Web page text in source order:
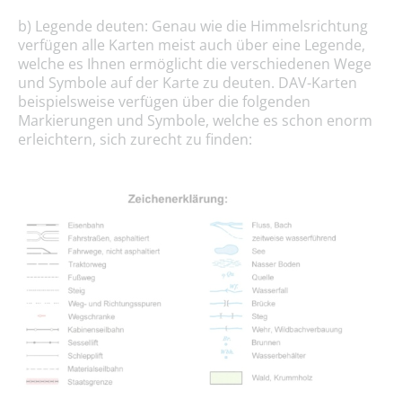
b) Legende deuten: Genau wie die Himmelsrichtung
verfügen alle Karten meist auch über eine Legende,
welche es Ihnen ermöglicht die verschiedenen Wege
und Symbole auf der Karte zu deuten. DAV-Karten
beispielsweise verfügen über die folgenden
Markierungen und Symbole, welche es schon enorm
erleichtern, sich zurecht zu finden: